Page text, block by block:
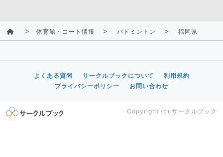
体育館・コート情報 バドミントン 福岡県
よくある質問 サークルブックについて
利用規約
プライバシーポリシー
お問い合わせ
Copyright (c) サークルブック